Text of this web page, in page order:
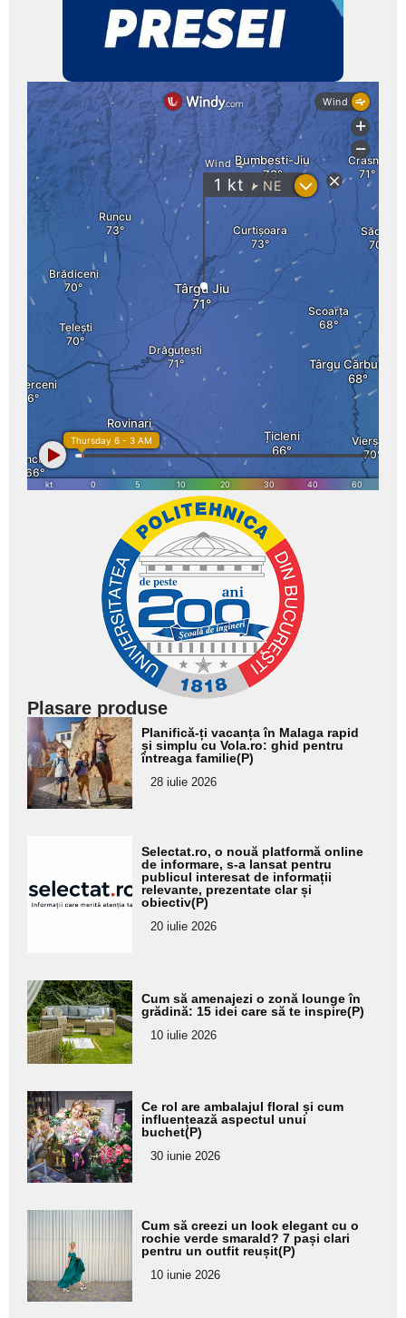
Plasare produse
Adaugă
aici textul
pentru
subtitlu
Planifică-ți vacanța în Malaga rapid
și simplu cu Vola.ro: ghid pentru
întreaga familie(P)
28 iulie 2026
pentru
subtitlu
Selectat.ro, o nouă platformă online
de informare, s-a lansat pentru
publicul interesat de informații
relevante, prezentate clar și
obiectiv(P)
20 iulie 2026
Adaugă
aici textul
pentru
subtitlu
Cum să amenajezi o zonă lounge în
grădină: 15 idei care să te inspire(P)
10 iulie 2026
Adaugă
aici textul
pentru
subtitlu
Ce rol are ambalajul floral și cum
influențează aspectul unui
buchet(P)
30 iunie 2026
Adaugă
aici textul
pentru
subtitlu
Cum să creezi un look elegant cu o
rochie verde smarald? 7 pași clari
pentru un outfit reușit(P)
10 iunie 2026